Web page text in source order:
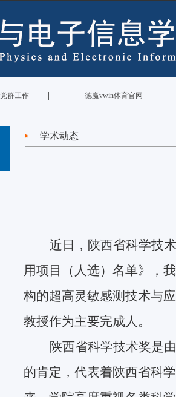
党群工作 | 德赢vwin体育官网
学术动态
近日，陕西省科学技
用项目（人选）名单》，
构的超高灵敏感测技术与
教授作为主要完成人。
陕西省科学技术奖是
的肯定，代表着陕西省科